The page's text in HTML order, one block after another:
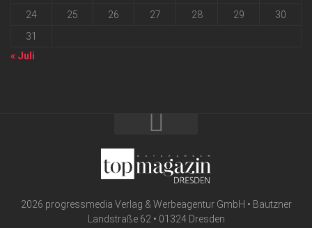
24
25 26 27 28 29
30
31
« Juli
2026 progressmedia Verlag & Werbeagentur GmbH • Bautzner
Landstraße 62 • 01324 Dresden